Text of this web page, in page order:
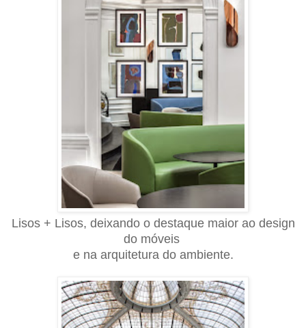
Lisos + Lisos, deixando o destaque maior ao design
do móveis
ena arquitetura do ambiente.